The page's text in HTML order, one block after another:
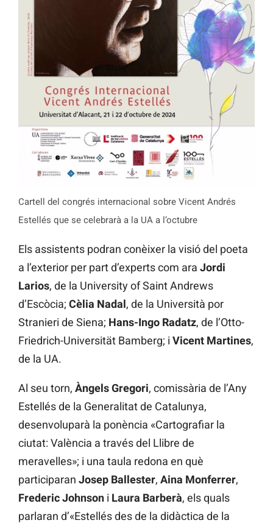
Cartell del congrés internacional sobre Vicent Andrés
Estellés que se celebrarà a la UA a l’octubre
Els assistents podran conèixer la visió del poeta
a l’exterior per part d’experts com ara Jordi
Larios, de la University of Saint Andrews
d’Escòcia; Cèlia Nadal, de la Università por
Stranieri de Siena; Hans-Ingo Radatz, de l’Otto-
Friedrich-Universität Bamberg; i Vicent Martines,
de la UA.
Al seu torn, Àngels Gregori, comissària de l’Any
Estellés de la Generalitat de Catalunya,
desenvoluparà la ponència «Cartografiar la
ciutat: València a través del Llibre de
meravelles»; i una taula redona en què
participaran Josep Ballester, Aina Monferrer,
Frederic Johnson i Laura Barberà, els quals
parlaran d’«Estellés des de la didàctica de la